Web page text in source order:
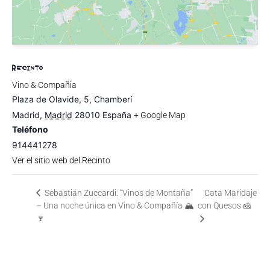
RECINTO
Vino & Compañia
Plaza de Olavide, 5, Chamberí
Madrid, Madrid 28010 España + Google Map
Teléfono
914441278
Ver el sitio web del Recinto
Sebastián Zuccardi: “Vinos de Montaña”
– Una noche única en Vino & Compañía 🏔
🍷
Cata Maridaje
con Quesos 🧀